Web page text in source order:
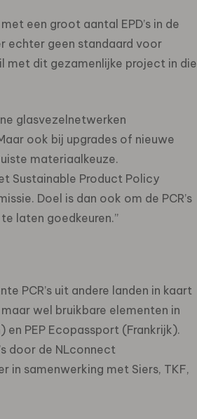
een groot aantal EPD’s in de
echter geen standaard voor
met dit gezamenlijke project in die
glasvezelnetwerken
ook bij upgrades of nieuwe
materiaalkeuze.
Sustainable Product Policy
Doel is dan ook om de PCR’s
laten goedkeuren.”
PCR’s uit andere landen in kaart
wel bruikbare elementen in
en PEP Ecopassport (Frankrijk).
door de NLconnect
in samenwerking met Siers, TKF,